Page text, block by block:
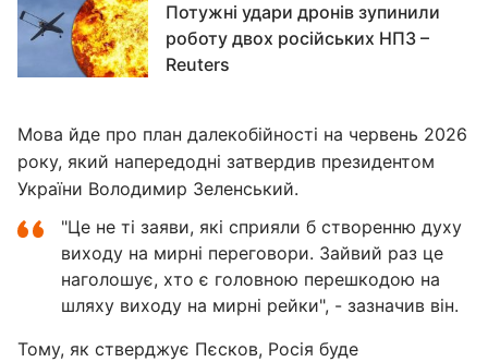
Потужні удари дронів зупинили
роботу двох російських НПЗ –
Reuters
Мова йде про план далекобійності на червень 2026
року, який напередодні затвердив президентом
України Володимир Зеленський.
"Це не ті заяви, які сприяли б створенню духу
виходу на мирні переговори. Зайвий раз це
наголошує, хто є головною перешкодою на
шляху виходу на мирні рейки", - зазначив він.
Тому, як стверджує Пєсков, Росія буде